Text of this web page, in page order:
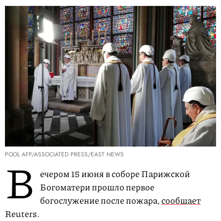
POOL AFP/ASSOCIATED PRESS/EAST NEWS
В
ечером 15 июня в соборе Парижской
Богоматери прошло первое
богослужение после пожара,сообщает
Reuters.